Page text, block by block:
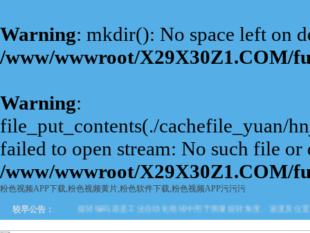
Warning: mkdir(): No space left on
/www/wwwroot/X29X30Z1.COM/
Warning:
file_put_contents(./cachefile_yuan/
failed to open stream: No such file
/www/wwwroot/X29X30Z1.COM/
粉色视频APP下载,粉色视频黄片,粉色软件下载,粉色视频APP污污污
较早公告： 旋转编码器是工业自动化领域中用于测量旋转角度、速度及位